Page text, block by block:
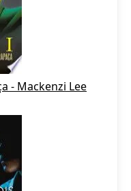
- Mackenzi Lee